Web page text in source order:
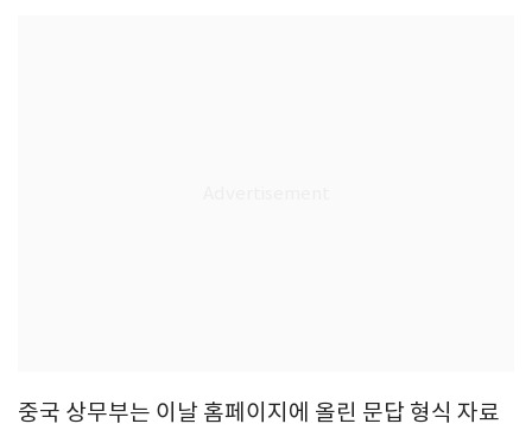
중국 상무부는 이날 홈페이지에 올린 문답 형식 자료